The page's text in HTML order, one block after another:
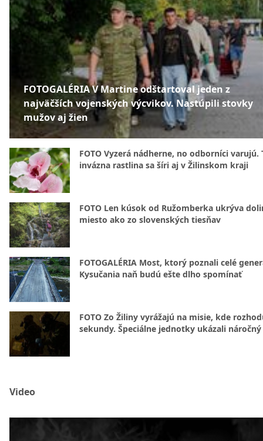
FOTOGALÉRIA V Martine odštartoval jeden z
najväčších vojenských výcvikov. Nastúpili stovky
mužov aj žien
FOTO Vyzerá nádherne, no odborníci varujú.
invázna rastlina sa šíri aj v Žilinskom kraji
FOTO Len kúsok od Ružomberka ukrýva
miesto ako zo slovenských tiesňav
FOTOGALÉRIA Most, ktorý poznali celé
Kysučania naň budú ešte dlho spomínať
FOTO Zo Žiliny vyrážajú na misie, kde
sekundy. Špeciálne jednotky ukázali
Video